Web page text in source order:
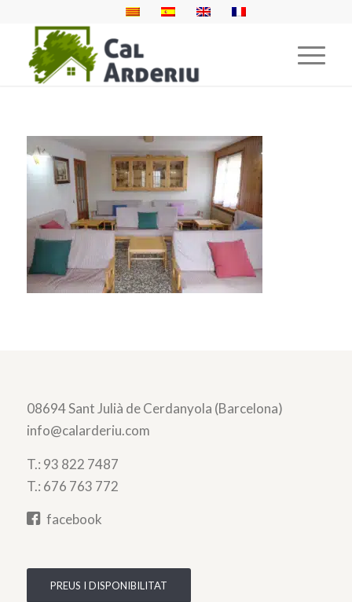
08694 Sant Julià de Cerdanyola (Barcelona)
info@calarderiu.com
T.: 93 822 7487
T.: 676 763 772
facebook
PREUS I DISPONIBILITAT